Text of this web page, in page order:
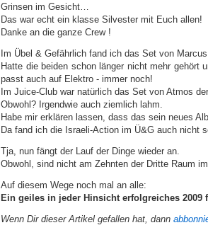
Grinsen im Gesicht…
Das war echt ein klasse Silvester mit Euch allen!
Danke an die ganze Crew !
Im Übel & Gefährlich fand ich das Set von
Hatte die beiden schon länger nicht mehr gehört
passt auch auf Elektro - immer noch!
Im Juice-Club war natürlich das Set von Atmos
Obwohl? Irgendwie auch ziemlich lahm.
Habe mir erklären lassen, dass das sein neues
Da fand ich die Israeli-Action im Ü&G auch nicht
Tja, nun fängt der Lauf der Dinge wieder an.
Obwohl, sind nicht am Zehnten der Dritte Raum
Auf diesem Wege noch mal an alle:
Ein geiles in jeder Hinsicht erfolgreiches 2009
Wenn Dir dieser Artikel gefallen hat, dann